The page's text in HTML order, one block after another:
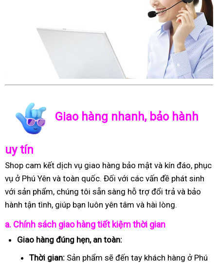
Giao hàng nhanh, bảo hành
uy tín
Shop cam kết dịch vụ giao hàng bảo mật và kín đáo, phục
vụ ở Phú Yên và toàn quốc. Đối với các vấn đề phát sinh
với sản phẩm, chúng tôi sẵn sàng hỗ trợ đổi trả và bảo
hành tận tình, giúp bạn luôn yên tâm và hài lòng.
a. Chính sách giao hàng tiết kiệm thời gian
Giao hàng đúng hẹn, an toàn:
Thời gian: Sản phẩm sẽ đến tay khách hàng ở Phú